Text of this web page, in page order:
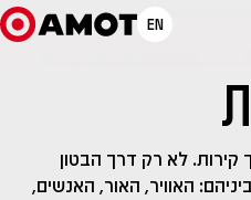
EN
קירות. לא רק דרך הבטון
האוויר, האור, האנשים,